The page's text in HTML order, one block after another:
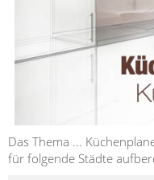
Das Thema ...
für folgende Städte